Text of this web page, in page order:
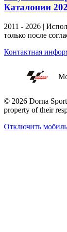
Каталонии
2011 - 2026 |
только после
Контактная
© 2026 Dorna
property of their
Отключить